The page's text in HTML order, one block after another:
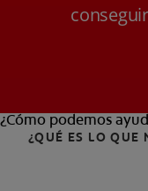
¿Cómo podemos
¿QUÉ ES LO QUE